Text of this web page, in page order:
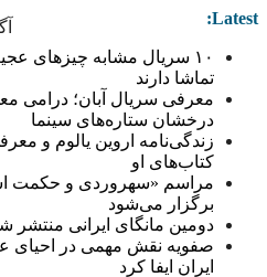
Latest:
۱۰ سریال مشابه چیزهای
تماشا دارند
معرفی سریال آبان؛ درامی
درخشان ستاره‌های سینما
زندگی‌نامه اروین یالوم و
کتاب‌های او
مراسم «سهروردی و حکمت
برگزار می‌شود
دومین مانگای ایرانی منتشر
صفویه نقش مهمی در احیای
ایران ایفا کرد